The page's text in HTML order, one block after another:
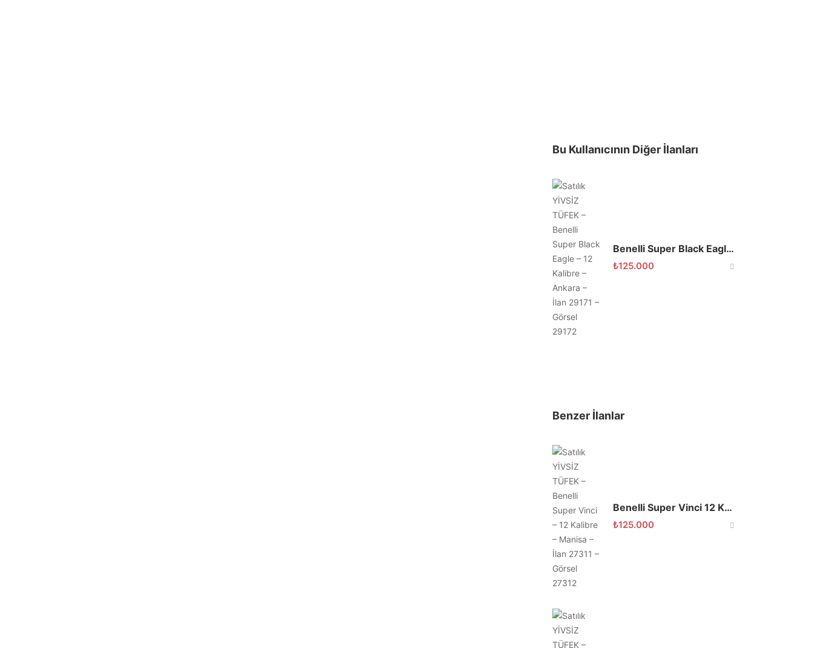
Bu Kullanıcının Diğer İlanları
Benelli Super Black Eagle 2
₺125.000
Benzer İlanlar
Benelli Super Vinci 12 Kalibre 71 Namlu
₺125.000